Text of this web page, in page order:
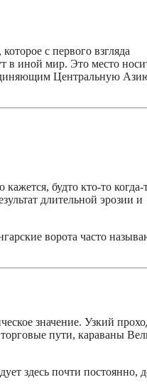
с первого взгляда
в иной мир. Это место
Центральную
будто кто-то когда-
длительной эрозии и
ворота часто
значение. Узкий
пути, караваны
здесь почти постоянно,